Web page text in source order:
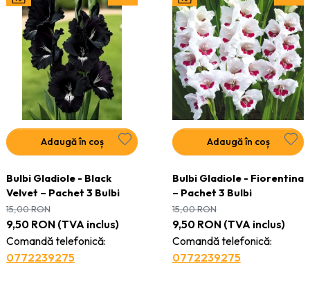
Adaugă în coș
Bulbi Gladiole - Black
Velvet – Pachet 3 Bulbi
9,50 RON(TVA inclus)
Comandă telefonică:
0772239275
15,00RON
Adaugă în coș
Bulbi Gladiole - Fiorentina
– Pachet 3 Bulbi
9,50 RON(TVA inclus)
Comandă telefonică:
0772239275
15,00RON